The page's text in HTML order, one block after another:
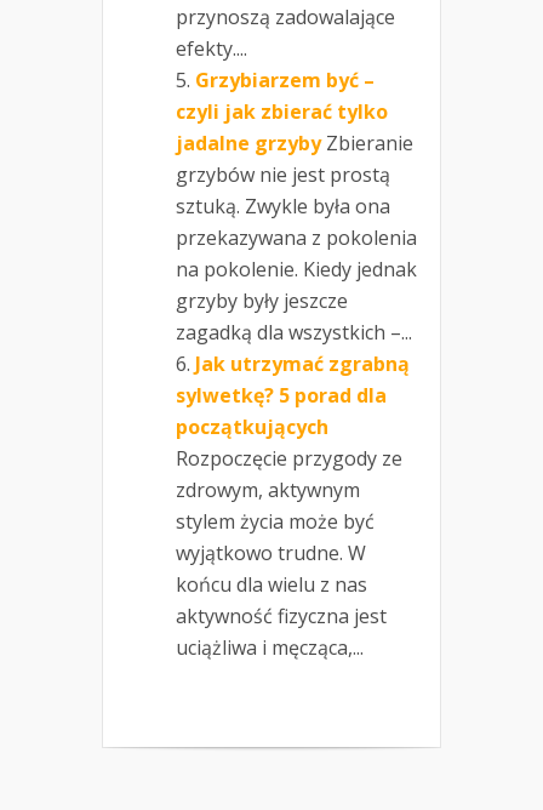
przynoszą zadowalające
efekty....
Grzybiarzem być –
czyli jak zbierać tylko
jadalne grzyby Zbieranie
grzybów nie jest prostą
sztuką. Zwykle była ona
przekazywana z pokolenia
na pokolenie. Kiedy jednak
grzyby były jeszcze
zagadką dla wszystkich –...
Jak utrzymać zgrabną
sylwetkę? 5 porad dla
początkujących
Rozpoczęcie przygody ze
zdrowym, aktywnym
stylem życia może być
wyjątkowo trudne. W
końcu dla wielu z nas
aktywność fizyczna jest
uciążliwa i męcząca,...